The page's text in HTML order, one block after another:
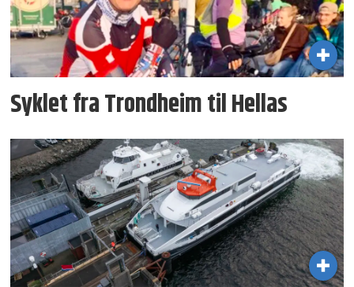
Syklet fra Trondheim til Hellas